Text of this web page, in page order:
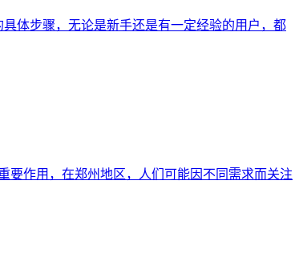
体步骤，无论是新手还是有一定经验的用户，都
要作用，在郑州地区，人们可能因不同需求而关注